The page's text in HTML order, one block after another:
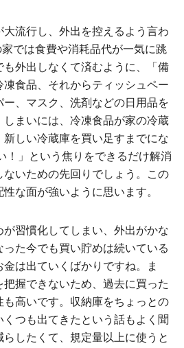
流行し、外出を控えるよう言わ
では食費や消耗品代が一気に跳
外出しなくて済むように、「備
食品、それからティッシュペー
、マスク、洗剤などの日用品を
まいには、冷凍食品が家の冷蔵
しい冷蔵庫を買い足すまでにな
！」という焦りをできるだけ解消
ないための先回りでしょう。この
な面が強いように思います。
が習慣化してしまい、外出がかな
った今でも買い貯めは続いている
は出ていくばかりですね。ま
握できないため、過去に買った
も高いです。収納庫をちょっとの
つも出てきたという話もよく聞
したくて、規定量以上に使うと